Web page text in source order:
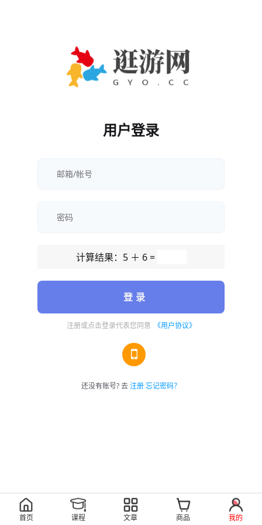
用户登录
计算结果：5 ＋ 6 =
登 录
注册或点击登录代表您同意 《用户协议》
还没有账号? 去注册忘记密码？
首页 课程 文章 商品 我的